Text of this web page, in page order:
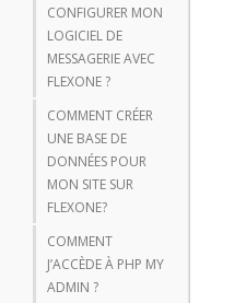
CONFIGURER MON
LOGICIEL DE
MESSAGERIE AVEC
FLEXONE ?
COMMENT CRÉER
UNE BASE DE
DONNÉES POUR
MON SITE SUR
FLEXONE?
COMMENT
J’ACCÈDE À PHP MY
ADMIN ?